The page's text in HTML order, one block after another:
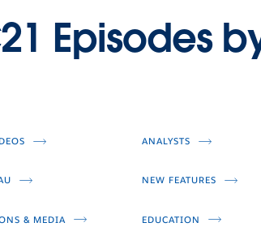
Video
Video
Video
Video
Episodes
ANALYSTS
NEW FEATURES
& MEDIA EDUCATION